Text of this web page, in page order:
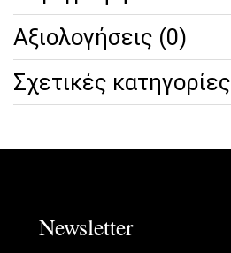
Αξιολογήσεις (0)
Σχετικές κατηγορίες
Newsletter